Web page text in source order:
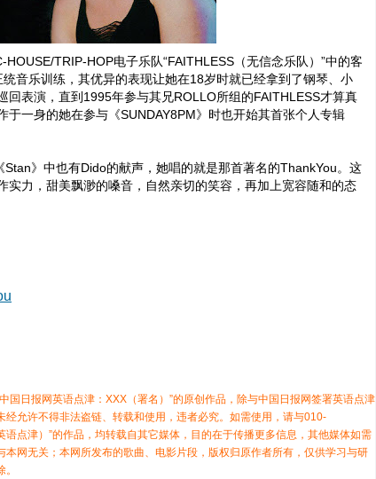
TRIP-HOP电子乐队“FAITHLESS（无信念乐队）”中的客
音乐训练，其优异的表现让她在18岁时就已经拿到了钢琴、小
回表演，直到1995年参与其兄ROLLO所组的FAITHLESS才算真
于一身的她在参与《SUNDAY8PM》时也开始其首张个人专辑
》中也有Dido的献声，她唱的就是那首著名的ThankYou。这
实力，甜美飘渺的嗓音，自然亲切的笑容，再加上宽容随和的态
国日报网英语点津：XXX（署名）”的原创作品，除与中国日报网签署英语点津
允许不得非法盗链、转载和使用，违者必究。如需使用，请与010-
点津）”的作品，均转载自其它媒体，目的在于传播更多信息，其他媒体如需
网无关；本网所发布的歌曲、电影片段，版权归原作者所有，仅供学习与研